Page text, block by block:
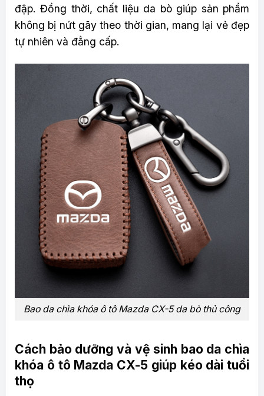
đập. Đồng thời, chất liệu da bò giúp sản phẩm
không bị nứt gãy theo thời gian, mang lại vẻ đẹp
tự nhiên và đẳng cấp.
Bao da chìa khóa ô tô Mazda CX-5 da bò thủ công
Cách bảo dưỡng và vệ sinh bao da chìa
khóa ô tô Mazda CX-5 giúp kéo dài tuổi
thọ